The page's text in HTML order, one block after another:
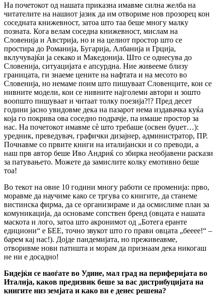
На почетокот од нашата приказна имавме силна желба на
читателите на нашиот јазик да им отвориме нов прозорец кон
соседната книжевност, затоа што таа беше многу малку
позната. Кога велам соседна книжевност, мислам на
Словенија и Австрија, но и на целиот простор што се
простира до Романија, Бугарија, Албанија и Грција,
вклучувајќи ја секако и Македонија. Што се однесува до
Словенија, ситуацијата е апсурдна. Ние живееме близу
границата, ги знаеме цените на нафтата и на месото во
Словенија, но немаме поим што пишуваат Словенците, кои се
нивните модели, кои се нивните најголеми автори и зошто
воопшто пишуваат и читаат толку поезија?!? Пред десет
години јасно увидовме дека на пазарот нема издавачка куќа
која го покрива ова соседно подрачје, па имаше простор за
нас. На почетокот имавме сè што требаше (освен буџет…):
уредник, преведувач, графички дизајнер, администратор, ПР.
Почнавме со првите книги на италијански и со преводи, а
наш прв автор беше Иво Андриќ со збирка необјавени раскази
за патувањето. Можете да замислите колку емотивно беше
тоа!
Во текот на овие 10 години многу работи се променија: прво,
моравме да научиме како се тргува со книгите, да станеме
вистинска фирма, да се организираме и да осмислиме план за
комуникација, да основаме сопствен бренд (овцата е нашата
маскота и лого, затоа што акронимот од „Ботега еранте
едициони“ е БЕЕ, точно звукот што го прави овцата „бееее!“ –
барем кај нас!). Дојде пандемијата, но преживеавме,
отворивме нови патишта и морам да признаам дека никогаш
не ни е досадно!
Бидејќи се наоѓате во Удине, мал град на периферијата во
Италија, каков предизвик беше за вас дистрибуцијата на
книгите низ земјата и како ви е денес решена?